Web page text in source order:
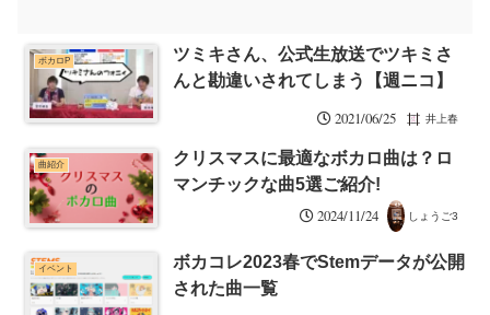
ボカロP
ツミキさん、公式生放送でツキミさ
んと勘違いされてしまう【週ニコ】
2021/06/25 井上春
曲紹介
クリスマスに最適なボカロ曲は？ロ
マンチックな曲5選ご紹介!
2024/11/24 しょうご3
イベント
ボカコレ2023春でStemデータが公開
された曲一覧